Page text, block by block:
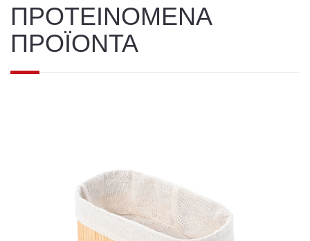
ΠΡΟΤΕΙΝΟΜΕΝΑ
ΠΡΟΪΟΝΤΑ